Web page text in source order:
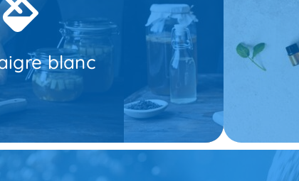
blanc
répulsif qui fera fuir les nuisibles. Pour
blanc et de l'eau dans un récipient.
spray et aspergez-le dans tous les coins :
sous les meubles et d'autres lieux de
des cafards.
Au
naturels
efficace
mieux